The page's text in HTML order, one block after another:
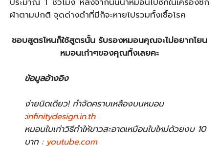
ผ้าตามปกติ จุดด่างดำที่มีก็จะหายไปรวมทั้งเชื้อโรค
ชอบสูตรไหนก็ใช้สูตรนั้น รับรองหมอนคุณจะไม่อยากโยน
หมอนเก่าๆของคุณทิ้งเลยคะ
ข้อมูลอ้างอิง
ง่ายนิดเดียว! กำจัดคราบเหลืองบนหมอน
:infinitydesign.in.th
หมอนใบเก่าวิธีทําให้ขาวสะอาดเหมือนใบใหม่ด้วยงบ 10
บาท : youtube.com